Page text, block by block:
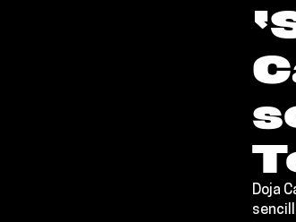
Poder Latino Que
Doja